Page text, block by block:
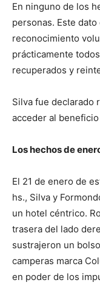
En ninguno de los
personas. Este
reconocimiento
prácticamente
recuperados y
Silva fue declarado
acceder al
Los hechos de
El 21 de enero de
hs., Silva y
un hotel céntrico.
trasera del lado
sustrajeron un
camperas marca
en poder de los